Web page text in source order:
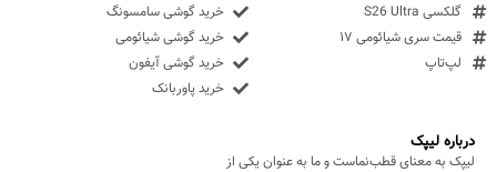
درباره لیپک
لیپک به معنای قطب‌نماست و ما به عنوان یکی از
گلکسی S26 Ultra
قیمت سری شیائومی ۱۷
لپ‌تاپ
خرید گوشی سامسونگ
خرید گوشی شیائومی
خرید گوشی آیفون
خرید پاوربانک